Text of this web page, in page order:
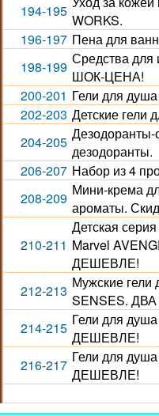
194-195
WORKS.
196-197 Пена для
198-199 Средства для
ШОК-ЦЕНА!
200-201 Гели для
202-203 Детские гели
204-205
дезодоранты.
206-207 Набор из 4
208-209 Мини-крема
ароматы.
210-211
Детская
Marvel
ДЕШЕВЛЕ!
212-213 Мужские гели
SENSES.
214-215 Гели для
ДЕШЕВЛЕ!
216-217 Гели для
ДЕШЕВЛЕ!